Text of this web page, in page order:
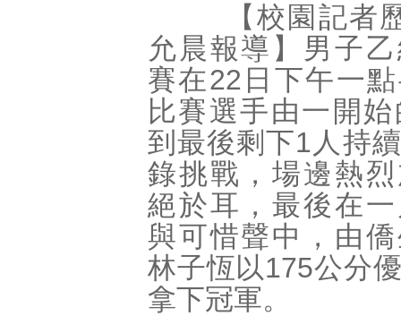
【校園記者歷
允晨報導】男子
賽在22日下午一
比賽選手由一開
到最後剩下1人持
錄挑戰，場邊熱
絕於耳，最後在
與可惜聲中，由
林子恆以175公分
拿下冠軍。